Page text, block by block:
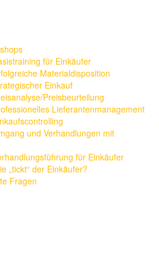
für Einkäufer
Materialdisposition
Einkauf
Preisbeurteilung
Lieferantenmanagement
und Verhandlungen mit
für Einkäufer
„tickt“ der Einkäufer?
Fragen